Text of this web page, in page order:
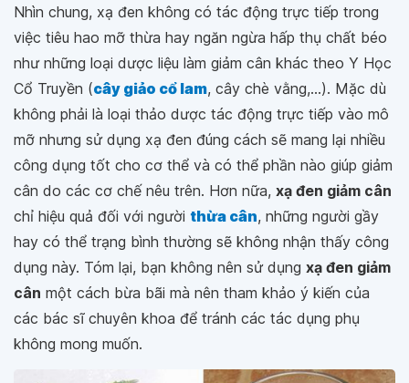
Nhìn chung, xạ đen không có tác động trực tiếp trong
việc tiêu hao mỡ thừa hay ngăn ngừa hấp thụ chất béo
như những loại dược liệu làm giảm cân khác theo Y Học
Cổ Truyền (cây giảo cổ lam, cây chè vằng,...). Mặc dù
không phải là loại thảo dược tác động trực tiếp vào mô
mỡ nhưng sử dụng xạ đen đúng cách sẽ mang lại nhiều
công dụng tốt cho cơ thể và có thể phần nào giúp giảm
cân do các cơ chế nêu trên. Hơn nữa, xạ đen giảm cân
chỉ hiệu quả đối với người thừa cân, những người gầy
hay có thể trạng bình thường sẽ không nhận thấy công
dụng này. Tóm lại, bạn không nên sử dụng xạ đen giảm
cân một cách bừa bãi mà nên tham khảo ý kiến của
các bác sĩ chuyên khoa để tránh các tác dụng phụ
không mong muốn.